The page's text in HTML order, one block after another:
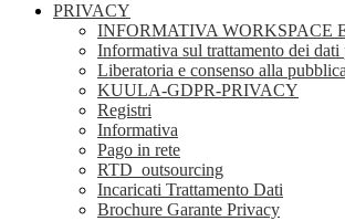
PRIVACY
INFORMATIVA WORKSPACE
Informativa sul trattamento dei
Liberatoria e consenso alla
KUULA-GDPR-PRIVACY
Registri
Informativa
Pago in rete
RTD_outsourcing
Incaricati Trattamento Dati
Brochure Garante Privacy